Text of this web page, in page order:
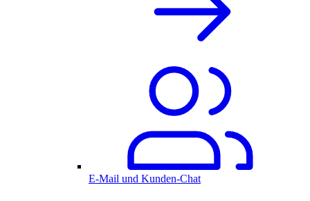
E-Mail und Kunden-Chat